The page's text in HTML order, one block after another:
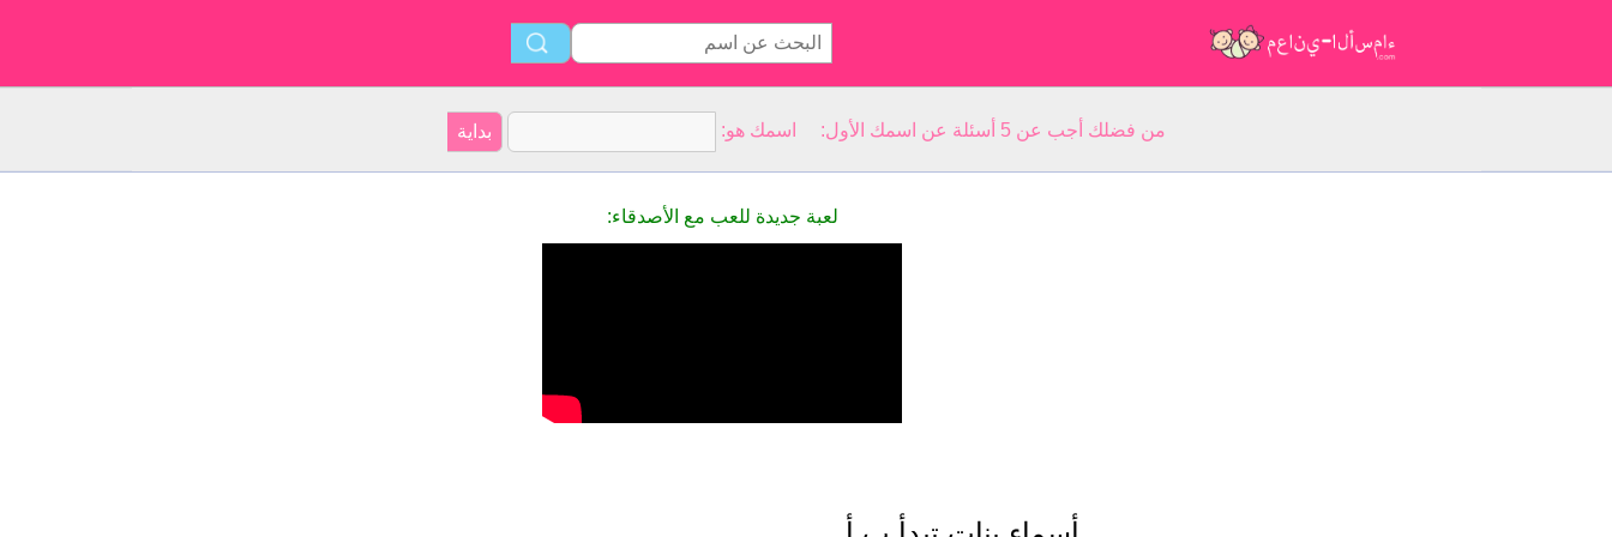
من فضلك أجب عن 5 أسئلة عن اسمك الأول: اسمك هو:
لعبة جديدة للعب مع الأصدقاء: